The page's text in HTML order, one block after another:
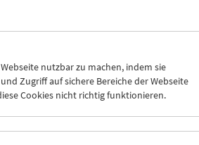
Screen:Senso '45
nutzbar zu machen, indem sie
Zugriff auf sichere Bereiche der Webseite
Cookies nicht richtig funktionieren.